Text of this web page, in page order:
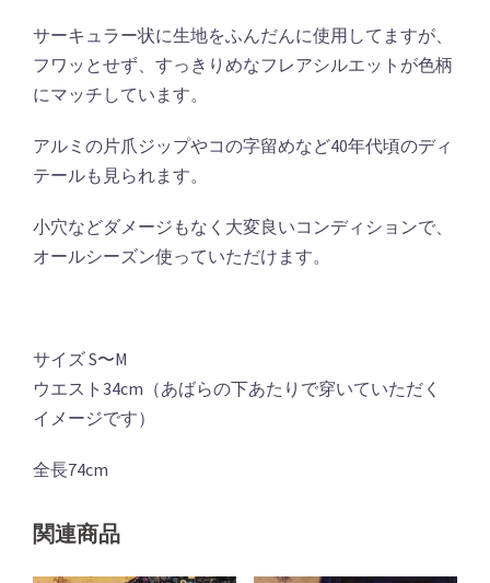
サーキュラー状に生地をふんだんに使用してますが、
フワッとせず、すっきりめなフレアシルエットが色柄
にマッチしています。
アルミの片爪ジップやコの字留めなど40年代頃のディ
テールも見られます。
小穴などダメージもなく大変良いコンディションで、
オールシーズン使っていただけます。
サイズ S〜M
ウエスト34cm（あばらの下あたりで穿いていただく
イメージです）
全長74cm
関連商品